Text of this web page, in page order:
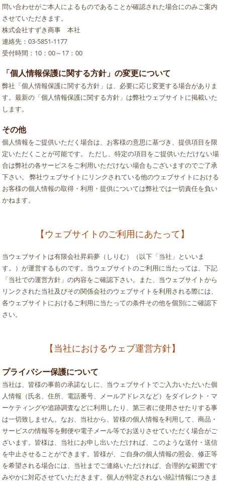
問い合わせがご本人によるものであることが確認された場合にのみご案内
させていただきます。
株式会社すずき商事 本社
連絡先：03-5851-1177
受付時間：10：00～17：00
「個人情報保護に関する方針」の変更について
弊社「個人情報保護に関する方針」は、必要に応じ変更する場合がありま
す。最新の「個人情報保護に関する方針」は弊社ウェブサイトに掲載いた
します。
その他
個人情報をご提供いただく場合は、お客様の意思に基づき、提供項目を限
定いただくことが可能です。 ただし、特定の項目をご提供いただけない場
合は弊社の各サービスをご利用いただけない場合もございますのでご了承
下さい。 弊社ウェブサイトにリンクされている他のウェブサイトにおける
お客様の個人情報の取得・利用・提供については弊社では一切責任を負い
かねます。
【ウェブサイトのご利用にあたって】
当ウェブサイトは有限会社昇莉夢（しりむ）（以下「当社」といいま
す。）が運営するものです。当ウェブサイトのご利用に当たっては、下記
「当社での運営方針」の内容をご確認下さい。また、当ウェブサイトから
リンクされた当社及びその関係会社のウェブサイトを利用される際には、
各ウェブサイトにおけるご利用に当たっての条件その他を個別にご確認下
さい。
【当社におけるウェブ運営方針】
プライバシー保護について
当社は、皆様の事前の承諾なしに、当ウェブサイトでご入力いただいた個
人情報（氏名、住所、電話番号、メールアドレスなど）をダイレクト・マ
ーケティングや追跡調査などに利用したり、第三者に使用させたりする事
は一切致しません。なお、当社から、皆様の個人情報を利用して、商品・
サービスの情報等を郵便や電子メール等でお送りさせていただく場合がご
ざいます。皆様は、当社にお申し出いただければ、このような送付・送信
を中止させることができます。皆様が、ご自身の個人情報の照会、修正等
を希望される場合には、当社までご連絡いただければ、合理的な範囲です
みやかに対応させていただきます。個人が特定されない統計情報につきま